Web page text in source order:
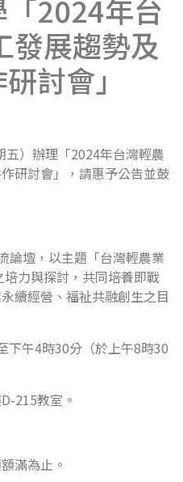
2024年台
發展趨勢及
討會」
）辦理「2024年台灣輕農
研討會」，請惠予公告並鼓
論壇，以主題「台灣輕農業
力與探討，共同培養即戰
續經營、福祉共融創生之目
下午4時30分（於上午8時30
215教室。
滿為止。